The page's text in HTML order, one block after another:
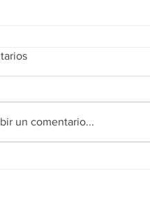
de octubre
un comentario...